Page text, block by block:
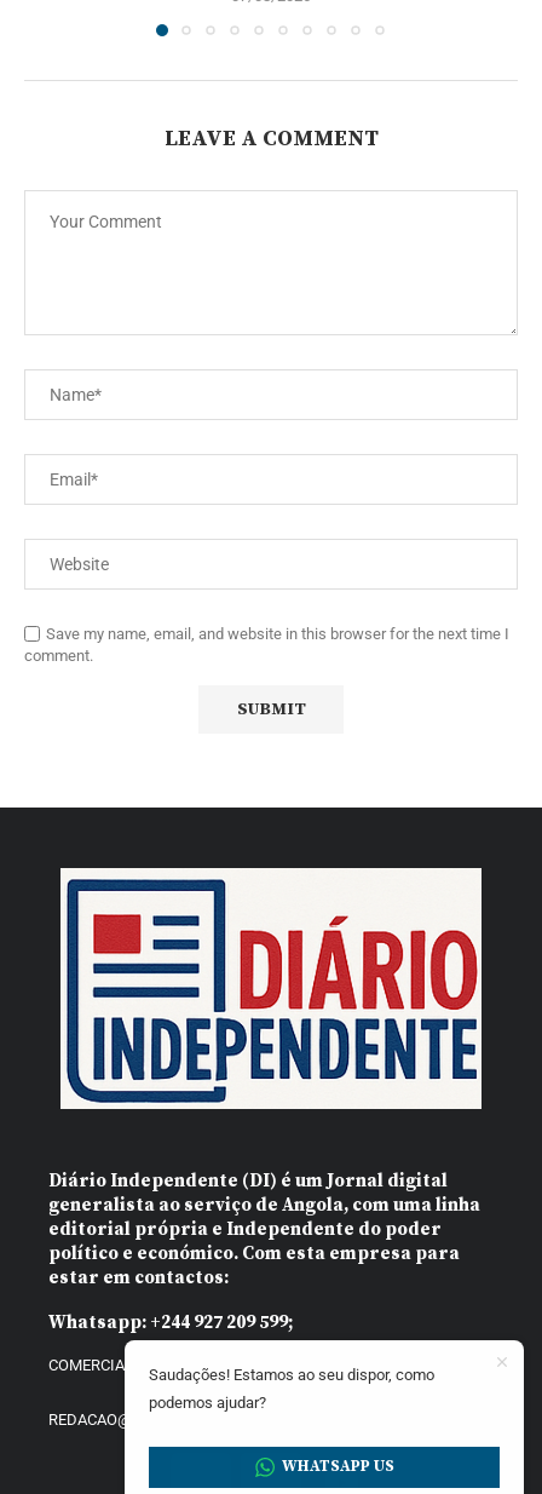
LEAVE A COMMENT
Save my name, email, and website in this browser for the next time I
comment.
Diário Independente (DI) é um Jornal digital
generalista ao serviço de Angola, com uma linha
editorial própria e Independente do poder
político e económico. Com esta empresa para
estar em contactos:
Whatsapp: +244 927 209 599;
COMERCIAL@DIARIOINDEPENDENTE.INFO
REDACAO@DIARIOINDEPENDENTE.INFO
Saudações! Estamos ao seu dispor, como
podemos ajudar?
WHATSAPP US